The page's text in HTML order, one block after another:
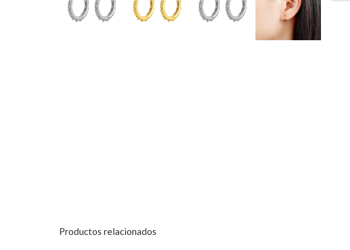
Productos relacionados